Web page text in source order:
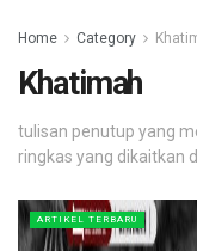
Home Category
Khatimah
tulisan penutup yang
ringkas yang dikaitkan
ARTIKEL TERBARU